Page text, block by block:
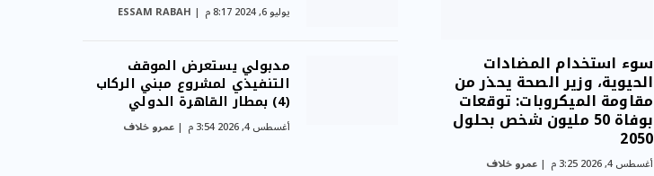
سوء استخدام المضادات
الحيوية، وزير الصحة يحذر من
مقاومة الميكروبات: توقعات
بوفاة 50 مليون شخص بحلول
2050
أغسطس 4, 2026 3:25 م عمرو خلاف
يوليو 6, 2024 8:17 م ESSAM RABAH
مدبولي يستعرض الموقف
التنفيذي لمشروع مبني الركاب
(4) بمطار القاهرة الدولي
أغسطس 4, 2026 3:54 م عمرو خلاف